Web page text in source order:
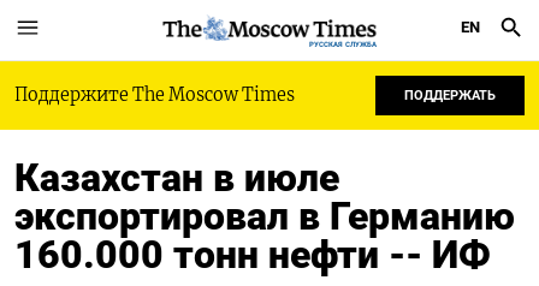
РУССКАЯ СЛУЖБА
EN
Поддержите The Moscow Times ПОДДЕРЖАТЬ
Казахстан в июле
экспортировал в Германию
160.000 тонн нефти -- ИФ